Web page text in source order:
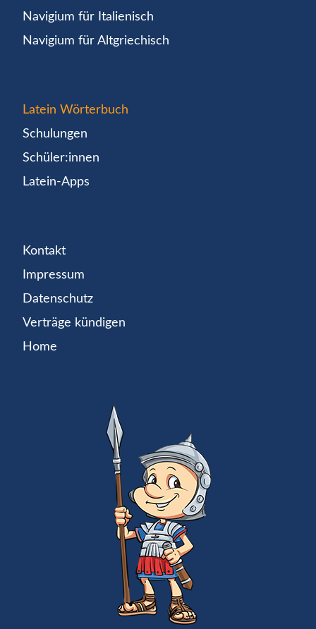
Navigium für Italienisch
Navigium für Altgriechisch
Latein Wörterbuch
Schulungen
Schüler:innen
Latein-Apps
Kontakt
Impressum
Datenschutz
Verträge kündigen
Home